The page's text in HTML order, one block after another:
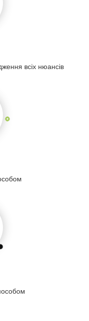
всіх нюансів